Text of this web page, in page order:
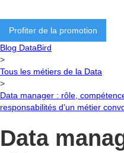
Profiter de la promotion
Blog DataBird
>
Tous les métiers de la Data
>
Data manager : rôle,
responsabilités d’un métier
Data